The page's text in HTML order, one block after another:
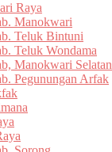
Raya
Manokwari
Teluk Bintuni
Teluk Wondama
Manokwari Selatan
Pegunungan Arfak